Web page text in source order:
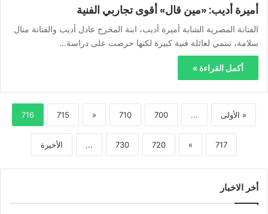
أميرة أديب: «مين قال» أقوى تجاربي الفنية
الفنانة المصرية الشابة أميرة أديب، ابنة المخرج عادل أديب والفنانة منال
سلامة، تنتمي لعائلة فنية كبيرة لكنها حرصت على دراسة…
أكمل القراءة »
« الأولى ...
700
710
«
715
716
717
»
720
730
... الأخيرة
أخر الاخبار